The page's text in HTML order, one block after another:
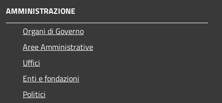
AMMINISTRAZIONE
Organi di Governo
Aree Amministrative
Uffici
Enti e fondazioni
Politici